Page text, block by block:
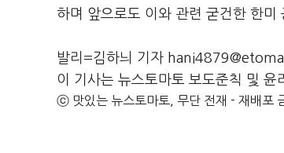
하며 앞으로도 이와 관련 굳건한 한
발리=김하늬 기자
이 기사는 뉴스토마토 보도준칙 및 윤
ⓒ 맛있는 뉴스토마토, 무단 전재 - 재배포